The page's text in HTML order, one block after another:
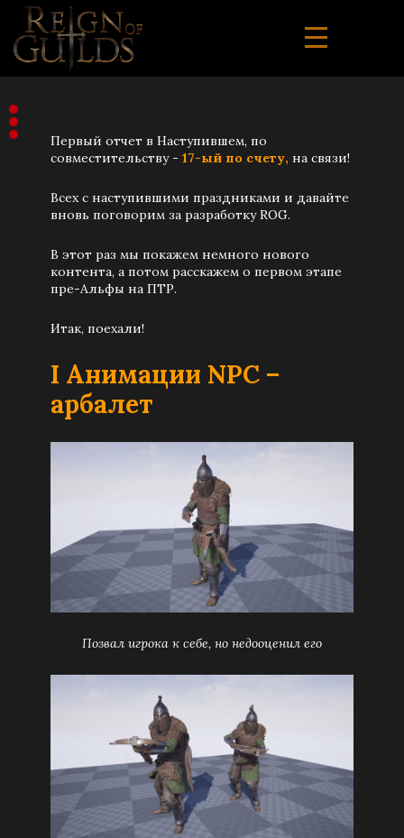
Первый отчет в Наступившем, по
совместительству - 17-ый по счету, на связи!
Всех с наступившими праздниками и давайте
вновь поговорим за разработку ROG.
В этот раз мы покажем немного нового
контента, а потом расскажем о первом этапе
пре-Альфы на ПТР.
Итак, поехали!
I Анимации NPC –
арбалет
Позвал игрока к себе, но недооценил его